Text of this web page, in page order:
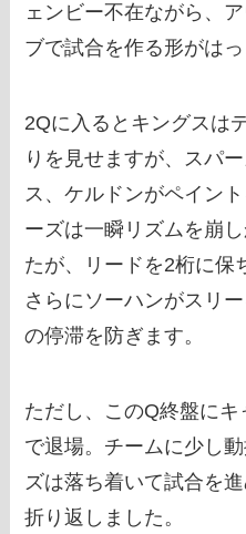
ェンビー不在ながら、
ブで試合を作る形がは
2Qに入るとキングスは
りを見せますが、スパ
ス、ケルドンがペイン
ーズは一瞬リズムを崩
たが、リードを2桁に保
さらにソーハンがスリ
の停滞を防ぎます。
ただし、このQ終盤に
で退場。チームに少し
ズは落ち着いて試合を
折り返しました。